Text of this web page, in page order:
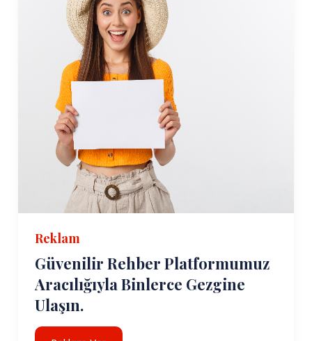
Reklam
Güvenilir Rehber Platformumuz
Aracılığıyla Binlerce Gezgine
Ulaşın.